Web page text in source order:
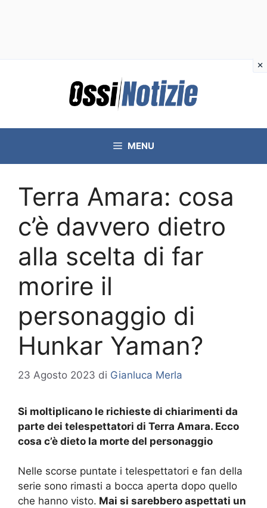
MENU
Terra Amara: cosa
c’è davvero dietro
alla scelta di far
morire il
personaggio di
Hunkar Yaman?
23 Agosto 2023 di Gianluca Merla
Si moltiplicano le richieste di chiarimenti da
parte dei telespettatori di Terra Amara. Ecco
cosa c’è dieto la morte del personaggio
Nelle scorse puntate i telespettatori e fan della
serie sono rimasti a bocca aperta dopo quello
che hanno visto. Mai si sarebbero aspettati un